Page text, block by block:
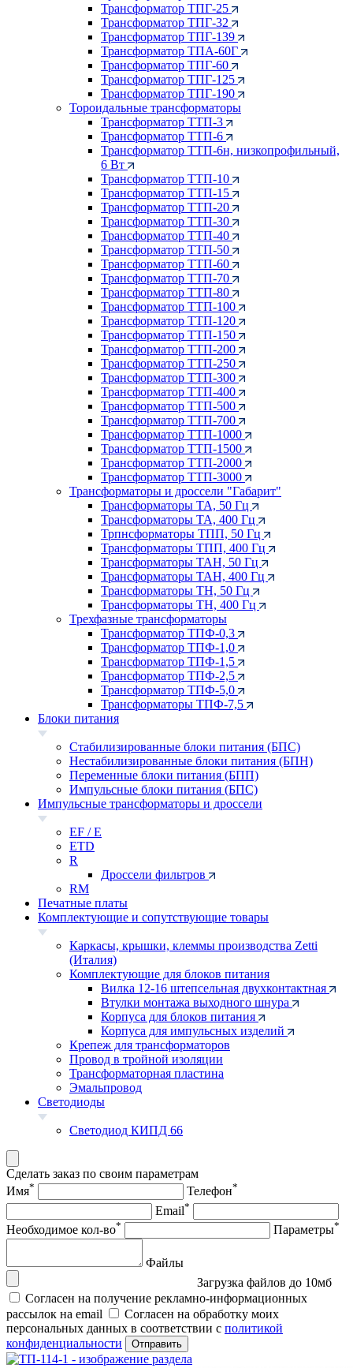
Трансформатор ТПГ-25
Трансформатор ТПГ-32
Трансформатор ТПГ-139
Трансформатор ТПА-60Г
Трансформатор ТПГ-60
Трансформатор ТПГ-125
Трансформатор ТПГ-190
Тороидальные трансформаторы
Трансформатор ТТП-3
Трансформатор ТТП-6
Трансформатор ТТП-6н, низкопрофильный,
6 Вт
Трансформатор ТТП-10
Трансформатор ТТП-15
Трансформатор ТТП-20
Трансформатор ТТП-30
Трансформатор ТТП-40
Трансформатор ТТП-50
Трансформатор ТТП-60
Трансформатор ТТП-70
Трансформатор ТТП-80
Трансформатор ТТП-100
Трансформатор ТТП-120
Трансформатор ТТП-150
Трансформатор ТТП-200
Трансформатор ТТП-250
Трансформатор ТТП-300
Трансформатор ТТП-400
Трансформатор ТТП-500
Трансформатор ТТП-700
Трансформатор ТТП-1000
Трансформатор ТТП-1500
Трансформатор ТТП-2000
Трансформатор ТТП-3000
Трансформаторы и дроссели "Габарит"
Трансформаторы ТА, 50 Гц
Трансформаторы ТА, 400 Гц
Трпнсформаторы ТПП, 50 Гц
Трансформаторы ТПП, 400 Гц
Трансформаторы ТАН, 50 Гц
Трансформаторы ТАН, 400 Гц
Трансформаторы ТН, 50 Гц
Трансформаторы ТН, 400 Гц
Трехфазные трансформаторы
Трансформатор ТПФ-0,3
Трансформатор ТПФ-1,0
Трансформатор ТПФ-1,5
Трансформатор ТПФ-2,5
Трансформатор ТПФ-5,0
Трансформаторы ТПФ-7,5
Блоки питания
Стабилизированные блоки питания (БПС)
Нестабилизированные блоки питания (БПН)
Переменные блоки питания (БПП)
Импульсные блоки питания (БПС)
Импульсные трансформаторы и дроссели
EF / E
ETD
R
Дроссели фильтров
RM
Печатные платы
Комплектующие и сопутствующие товары
Каркасы, крышки, клеммы производства Zetti
(Италия)
Комплектующие для блоков питания
Вилка 12-16 штепсельная двухконтактная
Втулки монтажа выходного шнура
Корпуса для блоков питания
Корпуса для импульсных изделий
Крепеж для трансформаторов
Провод в тройной изоляции
Трансформаторная пластина
Эмальпровод
Светодиоды
Светодиод КИПД 66
Сделать заказ по своим параметрам
Имя* Телефон*
Email*
Необходимое кол-во* Параметры*
Файлы
Загрузка файлов до 10мб
Согласен на получение рекламно-информационных
рассылок на email
Согласен на обработку моих
персональных данных в соответствии с политикой
конфиденциальности
Отправить